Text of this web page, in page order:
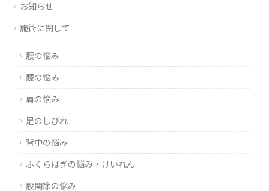
お知らせ
施術に関して
腰の悩み
膝の悩み
肩の悩み
足のしびれ
背中の悩み
ふくらはぎの悩み・けいれん
股関節の悩み